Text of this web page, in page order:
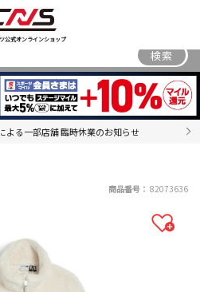
公式オンラインショップ
検索
よる一部店舗 臨時休業のお知らせ
商品番号： 82073636